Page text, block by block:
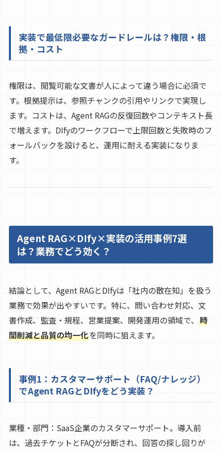
実装で最低限必要なガードレールは？権限・根
拠・コスト
権限は、閲覧可能な文書が人によって違う場合に必須で
す。根拠提示は、参照チャンクの引用やリンクで実現し
ます。コストは、Agent RAGの反復回数やコンテキスト長
で増えます。DIfyのワークフローで上限回数と失敗時のフ
ォールバックを設けると、運用に耐える実装になりま
す。
Agent RAG×DIfy×実装の活用事例7選
は？業務でどう効く？
結論として、Agent RAGとDIfyは「社内の散在知」を扱う
業務で効果が出やすいです。特に、問い合わせ対応、文
書作成、監査・規程、営業提案、開発運用の領域で、 時
間削減と品質の均一化を同時に狙えます。
事例1：カスタマーサポート（FAQ/ナレッジ）
でAgent RAGとDIfyをどう実装？
業種・部門：SaaS企業のカスタマーサポート。導入前
は、過去チケットとFAQが分断され、回答の探し回りが